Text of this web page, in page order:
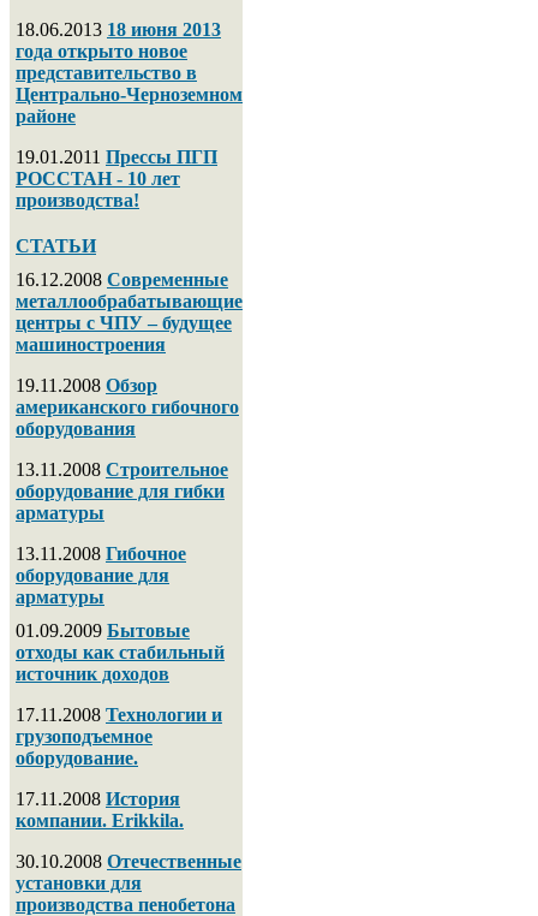
18.06.2013 18 июня 2013
года открыто новое
представительство в
Центрально-Черноземном
районе
19.01.2011 Прессы ПГП
РОССТАН - 10 лет
производства!
СТАТЬИ
16.12.2008 Современные
металлообрабатывающие
центры с ЧПУ – будущее
машиностроения
19.11.2008 Обзор
американского гибочного
оборудования
13.11.2008 Строительное
оборудование для гибки
арматуры
13.11.2008 Гибочное
оборудование для
арматуры
01.09.2009 Бытовые
отходы как стабильный
источник доходов
17.11.2008 Технологии и
грузоподъемное
оборудование.
17.11.2008 История
компании. Erikkila.
30.10.2008 Отечественные
установки для
производства пенобетона